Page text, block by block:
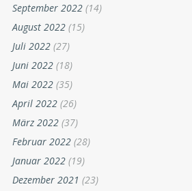
September 2022 (14)
August 2022 (15)
Juli 2022 (27)
Juni 2022 (18)
Mai 2022 (35)
April 2022 (26)
März 2022 (37)
Februar 2022 (28)
Januar 2022 (19)
Dezember 2021 (23)